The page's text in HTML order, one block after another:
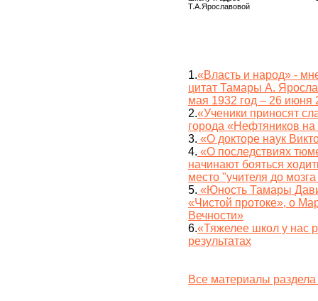
Т.А.Ярославовой
1.«Власть и народ» -
цитат Тамары А.
мая 1932 год – 26 июня
2.«Ученики приносят
города «Нефтяников
3. «О докторе наук
4. «О последствиях
начинают бояться
место "учителя до мозга
5. «Юность Тамары
«Чистой протоке», о
Вечности»
6.«Тяжелее школ у нас
результатах
Все материалы